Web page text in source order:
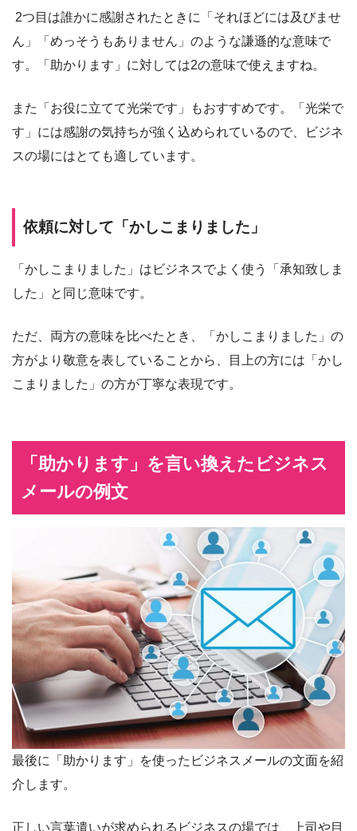
2つ目は誰かに感謝されたときに「それほどには及びませ
ん」「めっそうもありません」のような謙遜的な意味で
す。「助かります」に対しては2の意味で使えますね。
また「お役に立てて光栄です」もおすすめです。「光栄で
す」には感謝の気持ちが強く込められているので、ビジネ
スの場にはとても適しています。
依頼に対して「かしこまりました」
「かしこまりました」はビジネスでよく使う「承知致しま
した」と同じ意味です。
ただ、両方の意味を比べたとき、「かしこまりました」の
方がより敬意を表していることから、目上の方には「かし
こまりました」の方が丁寧な表現です。
「助かります」を言い換えたビジネス
メールの例文
最後に「助かります」を使ったビジネスメールの文面を紹
介します。
正しい言葉遣いが求められるビジネスの場では、上司や目